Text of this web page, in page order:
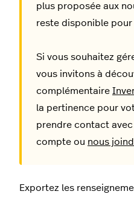
plus proposée aux
reste disponible
Si vous souhaitez
vous invitons à
complémentaire
la pertinence pour
prendre contact
compte ou nous
Exportez les